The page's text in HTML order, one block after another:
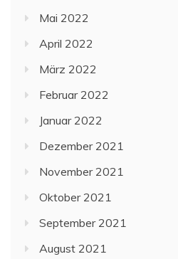
Mai 2022
April 2022
März 2022
Februar 2022
Januar 2022
Dezember 2021
November 2021
Oktober 2021
September 2021
August 2021